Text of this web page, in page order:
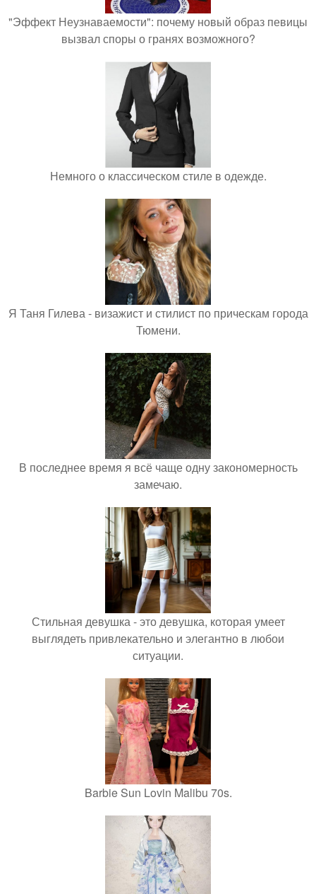
"Эффект Неузнаваемости": почему новый образ певицы
вызвал споры о гранях возможного?
Немного о классическом стиле в одежде.
Я Таня Гилева - визажист и стилист по прическам города
Тюмени.
В последнее время я всё чаще одну закономерность
замечаю.
Стильная девушка - это девушка, которая умеет
выглядеть привлекательно и элегантно в любои
ситуации.
Barbie Sun Lovin Malibu 70s.